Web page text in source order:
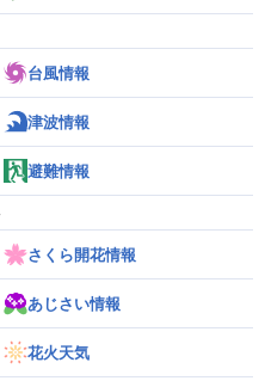
台風情報
津波情報
避難情報
さくら開花情報
あじさい情報
花火天気